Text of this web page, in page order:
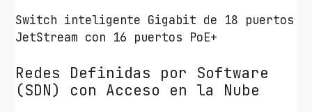
0
0
/
P
Switch inteligente Gigabit de 18 puertos
JetStream con 16 puertos PoE+
Redes Definidas por Software
(SDN) con Acceso en la Nube